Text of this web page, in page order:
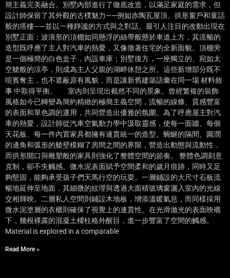
簡主義完美融合。別墅內部進行了徹底改造，以滿足家庭的需求，但
設計師保留了其外觀的古樸魅力——例如赤陶瓦屋頂、拱形窗戶和童話
般的塔樓——並以一種靜謐的方式與之對話。最引人注目的改動出現在
別墅正面：波浪形的頂棚如同懸浮的絲帶般懸於車道上方，其流暢的
造型既呼應了主人對汽車的熱愛，又像徵著住宅的全新面貌。頂棚旁
是一個極簡的白色盒子，內設車庫；別墅後方，一座獨立的、宛如太
空艙般的涼亭，則成為主人父親的湖畔休憩之所。這些新增部分既不
喧賓奪主，也不遮蔽原有風貌，而是讓新舊建築語彙在同一場 材料敘
事 中取得平衡。 室內則呈現出截然不同的景象。曾經繁複的裝飾
風格如今已轉變為簡約精緻的極簡主義空間，流暢的線條、質感豐富
的表面和單色調的運用，共同營造出優雅的氛圍。為了呼應屋主對汽
車的熱愛，設計師從汽車空氣動力學中汲取靈感，使每一面牆、每個
天花板、每一件內置家具都擁有連貫統一的造型。蜿蜒的隔間、圓潤
的邊角和弧形的艙壁模糊了房間之間的界限，營造出動態與流動性，
而拱形開口與雕塑般的家具則強化了整體空間的節奏。 整體色調刻意
克制，卻不失觸感。微水泥表面賦予空間柔和的歲月痕跡，同時又足
夠堅固，能夠承受孩子們天馬行空的玩耍。一層鋪設的大尺寸石板流
暢地延伸至地面，其細微的紋理與透過大面積玻璃窗灑入室內的光線
交相輝映。二層私人空間則鋪設木地板，增添溫暖氣息，而同樣採用
微水泥塗層的衣櫃則確保了視覺上的連貫性。在光滑拋光的表面映襯
下，幾根裸露的混凝土樑柱格外醒目，進一步豐富了空間的觸感。
Material is explored in a comparable
Read More »